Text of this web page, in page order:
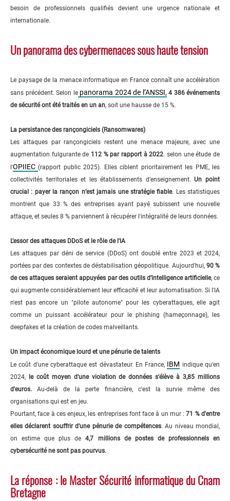
besoin de professionnels qualifiés devient une urgence nationale et
internationale.
Un panorama des cybermenaces sous haute tension
Le paysage de la menace informatique en France connaît une accélération
sans précédent. Selon lepanorama 2024 de l’ANSSI, 4 386 événements
de sécurité ont été traités en un an, soit une hausse de 15 %.
La persistance des rançongiciels (Ransomwares)
Les attaques par rançongiciels restent une menace majeure, avec une
augmentation fulgurante de 112 % par rapport à 2022. selon une étude de
l'OPIIEC(rapport public 2025). Elles ciblent prioritairement les PME, les
collectivités territoriales et les établissements d’enseignement.Un point
crucial : payer la rançon n’est jamais une stratégie fiable. Les statistiques
montrent que 33 % des entreprises ayant payé subissent une nouvelle
attaque, et seules 8 % parviennent à récupérer l'intégralité de leurs données.
L’essor des attaques DDoS et le rôle de l'IA
Les attaques par déni de service (DDoS) ont doublé entre 2023 et 2024,
portées par des contextes de déstabilisation géopolitique. Aujourd'hui, 90 %
de ces attaques seraient appuyées par des outils d’intelligence artificielle, ce
qui augmente considérablement leur efficacité et leur automatisation. Si l'IA
n'est pas encore un "pilote autonome" pour les cyberattaques, elle agit
comme un puissant accélérateur pour le phishing (hameçonnage), les
deepfakes et la création de codes malveillants.
Un impact économique lourd et une pénurie de talents
Le coût d'une cyberattaque est dévastateur. En France, IBM indique qu'en
2024,
le coût moyen d'une violation de données s'élève à 3,85 millions
d'euros. Au-delà de la perte financière, c'est la survie même des
organisations qui est en jeu.
Pourtant, face à ces enjeux, les entreprises font face à un mur :71 % d'entre
elles déclarent souffrir d'une pénurie de compétences. Au niveau mondial,
on estime que plus de 4,7 millions de postes de professionnels en
cybersécurité ne sont pas pourvus.
La réponse : le Master Sécurité informatique du Cnam
Bretagne